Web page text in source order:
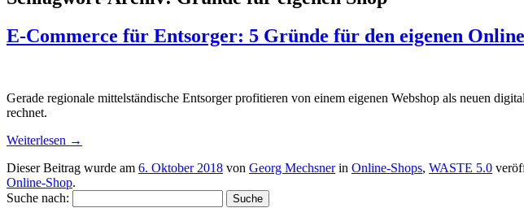
E-Commerce für Entsorger: 5 Gründe für den eigenen
Gerade regionale mittelständische Entsorger profitieren von einem eigenen Webshop als neuen
rechnet.
Weiterlesen →
Dieser Beitrag wurde am 6. Oktober 2018 von Georg Mechsnerin Online-Shops, WASTE 5.0
Online-Shop.
Suche nach: